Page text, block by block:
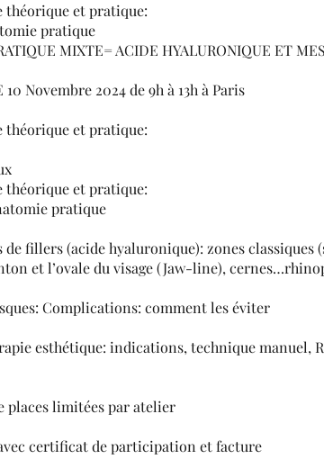
théorique et pratique:
pratique
MIXTE= ACIDE HYALURONIQUE ET
Novembre 2024 de 9h à 13h à Paris
théorique et pratique:
théorique et pratique:
pratique
de fillers (acide hyaluronique): zones
et l’ovale du visage (Jaw-line),
Complications: comment les éviter
esthétique: indications, technique manuel,
places limitées par atelier
certificat de participation et facture